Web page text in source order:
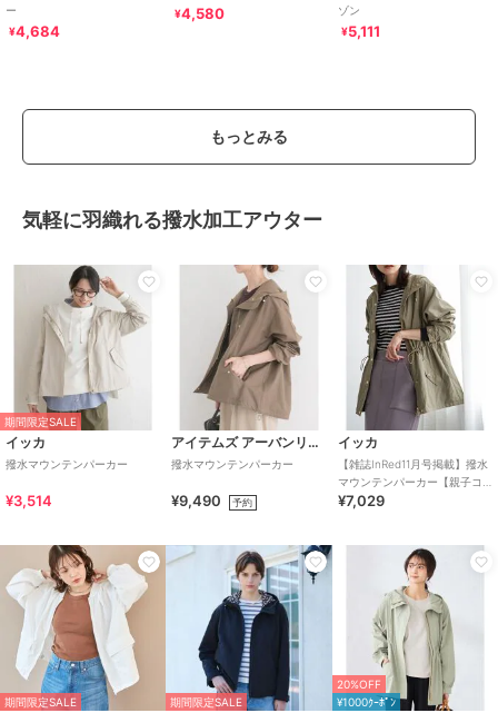
ー
¥4,684
¥4,580
ゾン
¥5,111
もっとみる
気軽に羽織れる撥水加工アウター
期間限定SALE
イッカ
撥水マウンテンパーカー
¥3,514
アイテムズ アーバンリサーチ
撥水マウンテンパーカー
¥9,490 予約
イッカ
【雑誌InRed11月号掲載】撥水
マウンテンパーカー【親子コ
ーデ】
¥7,029
期間限定SALE 期間限定SALE
20%OFF
¥1000ｸｰﾎﾟﾝ